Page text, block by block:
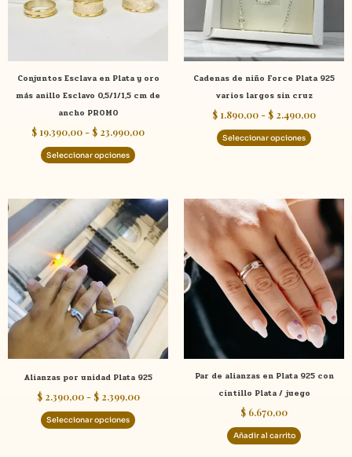
Conjuntos Esclava en Plata y oro
más anillo Esclavo 0,5/1/1,5 cm de
ancho PROMO
$ 19.390,00- $ 23.990,00
Seleccionar opciones
opciones
elegir
en
la
de
producto
Cadenas de niño Force Plata 925
varios largos sin cruz
$ 1.890,00- $ 2.490,00
Seleccionar opciones
se
pueden
elegir
en
la
página
de
Alianzas por unidad Plata 925
$2.390,00 - $2.399,00
Rango
de
precios:
desde
$ 2.390,00
hasta
$ 2.399,00
Seleccionar opciones
Este
producto
tiene
múltiples
variantes.
opciones
se
pueden
elegir
en
la
Par de alianzas en Plata 925 con
cintillo Plata / juego
$ 6.670,00
Añadir al carrito